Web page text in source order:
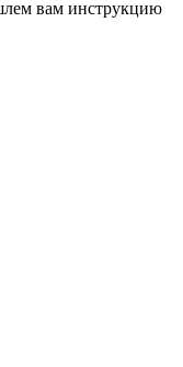
вам инструкцию